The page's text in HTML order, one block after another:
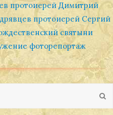
протоиерей Димитрий
протоиерей Сергий
святыни
фоторепортаж